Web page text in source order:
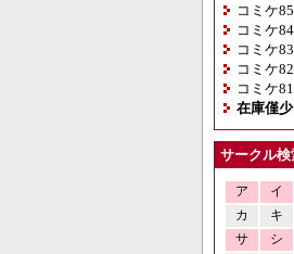
コミケ85
コミケ84
コミケ83
コミケ82
コミケ81
在庫僅少
サークル検
ア イ
カ
キ
サ
シ